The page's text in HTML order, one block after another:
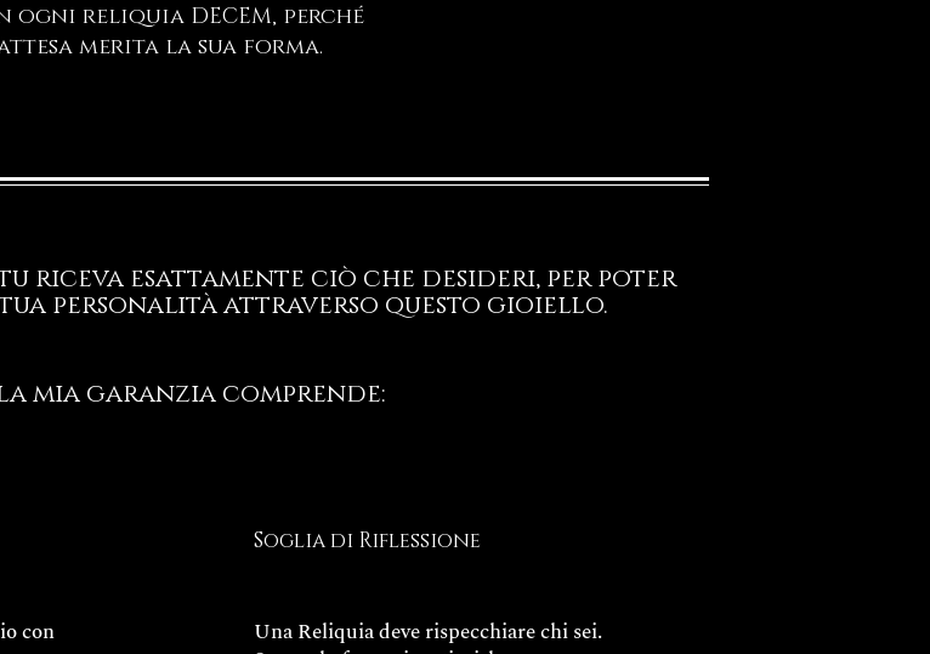
ogni reliquia DECEM, perché
merita la sua forma.
riceva esattamente ciò che desideri, per poter
personalità attraverso questo gioiello.
mia garanzia comprende:
con
Soglia di Riflessione
Una Reliquia deve rispecchiare chi sei.